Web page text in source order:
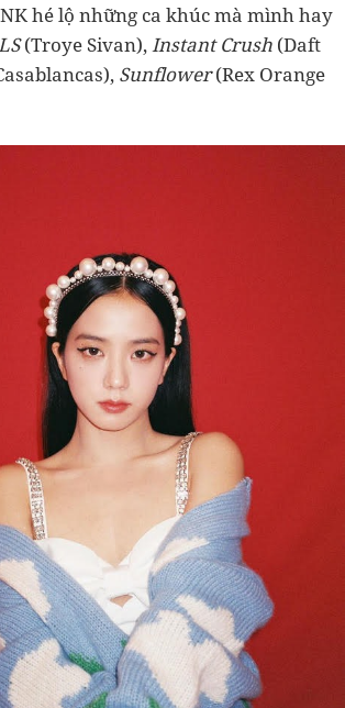
hé lộ những ca khúc mà mình hay
(Troye Sivan),Instant Crush (Daft
Sunflower(Rex Orange